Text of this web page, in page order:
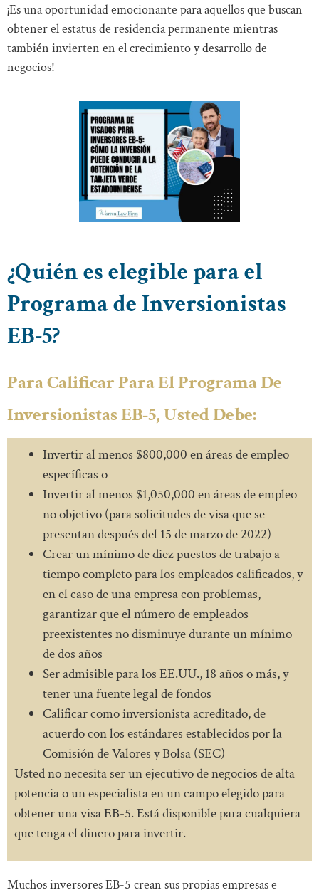
¡Es una oportunidad emocionante para aquellos que buscan
obtener el estatus de residencia permanente mientras
también invierten en el crecimiento y desarrollo de
negocios!
¿Quién es elegible para el
Programa de Inversionistas
EB-5?
Para Calificar Para El Programa De
Inversionistas EB-5, Usted Debe:
Invertir al menos $800,000 en áreas de empleo
específicas o
Invertir al menos $1,050,000 en áreas de empleo
no objetivo (para solicitudes de visa que se
presentan después del 15 de marzo de 2022)
Crear un mínimo de diez puestos de trabajo a
tiempo completo para los empleados calificados, y
en el caso de una empresa con problemas,
garantizar que el número de empleados
preexistentes no disminuye durante un mínimo
de dos años
Ser admisible para los EE.UU., 18 años o más, y
tener una fuente legal de fondos
Calificar como inversionista acreditado, de
acuerdo con los estándares establecidos por la
Comisión de Valores y Bolsa (SEC)
Usted no necesita ser un ejecutivo de negocios de alta
potencia o un especialista en un campo elegido para
obtener una visa EB-5. Está disponible para cualquiera
que tenga el dinero para invertir.
Muchos inversores EB-5 crean sus propias empresas e